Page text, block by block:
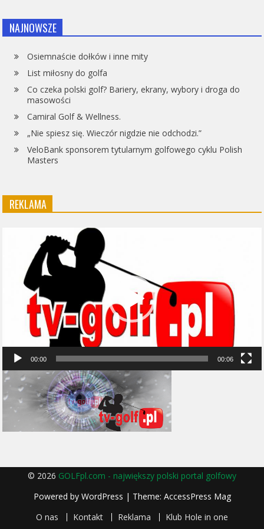
NAJNOWSZE
Osiemnaście dołków i inne mity
List miłosny do golfa
Co czeka polski golf? Bariery, ekrany, wybory i droga do
masowości
Camiral Golf & Wellness.
„Nie spiesz się. Wieczór nigdzie nie odchodzi.”
VeloBank sponsorem tytularnym golfowego cyklu Polish
Masters
REKLAMA
Odtwarzacz
00:00 00:06
© 2026 GOLFpl.com - największy polski portal golfowy
Powered by WordPress | Theme: AccessPress Mag
O nas
Kontakt Reklama
Klub Hole in one